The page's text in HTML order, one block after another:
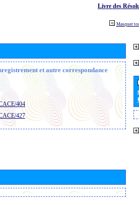
Livre des
Masquer
et autre correspondance
404
427